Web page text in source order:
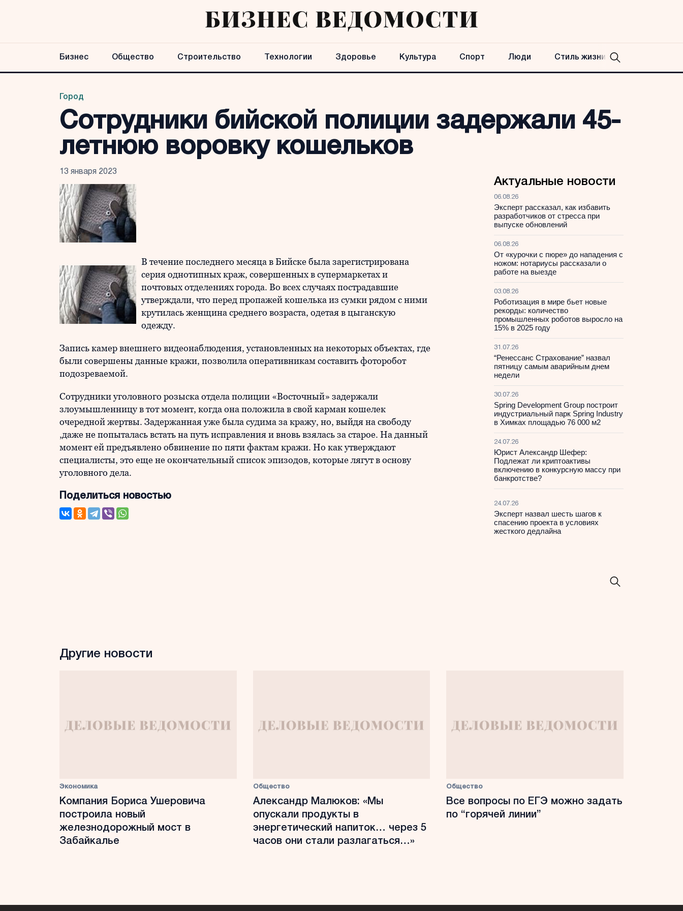
Бизнес Общество Строительство Технологии Здоровье Культура Спорт Люди Стиль жизни
Город
Сотрудники бийской полиции задержали 45-
летнюю воровку кошельков
13 января 2023
В течение последнего месяца в Бийске была зарегистрирована
серия однотипных краж, совершенных в супермаркетах и
почтовых отделениях города. Во всех случаях пострадавшие
утверждали, что перед пропажей кошелька из сумки рядом с ними
крутилась женщина среднего возраста, одетая в цыганскую
одежду.
Запись камер внешнего видеонаблюдения, установленных на некоторых объектах, где
были совершены данные кражи, позволила оперативникам составить фоторобот
подозреваемой.
Сотрудники уголовного розыска отдела полиции «Восточный» задержали
злоумышленницу в тот момент, когда она положила в свой карман кошелек
очередной жертвы. Задержанная уже была судима за кражу, но, выйдя на свободу
,даже не попыталась встать на путь исправления и вновь взялась за старое. На данный
момент ей предъявлено обвинение по пяти фактам кражи. Но как утверждают
специалисты, это еще не окончательный список эпизодов, которые лягут в основу
уголовного дела.
Поделиться новостью
Актуальные новости
06.08.26
Эксперт рассказал, как избавить
разработчиков от стресса при
выпуске обновлений
06.08.26
От «курочки с пюре» до нападения с
ножом: нотариусы рассказали о
работе на выезде
03.08.26
Роботизация в мире бьет новые
рекорды: количество
промышленных роботов выросло на
15% в 2025 году
31.07.26
“Ренессанс Страхование” назвал
пятницу самым аварийным днем
недели
30.07.26
Spring Development Group построит
индустриальный парк Spring Industry
в Химках площадью 76 000 м2
24.07.26
Юрист Александр Шефер:
Подлежат ли криптоактивы
включению в конкурсную массу при
банкротстве?
24.07.26
Эксперт назвал шесть шагов к
спасению проекта в условиях
жесткого дедлайна
Другие новости
Экономика
Компания Бориса Ушеровича
построила новый
железнодорожный мост в
Забайкалье
Общество
Александр Малюков: «Мы
опускали продукты в
энергетический напиток… через 5
часов они стали разлагаться…»
Общество
Все вопросы по ЕГЭ можно задать
по “горячей линии”